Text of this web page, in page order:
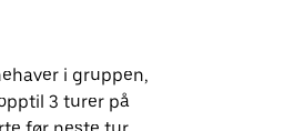
i gruppen,
3 turer på